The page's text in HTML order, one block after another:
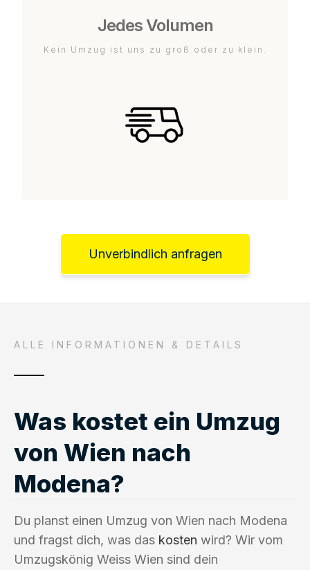
Jedes Volumen
Kein Umzug ist uns zu groß oder zu klein.
Unverbindlich anfragen
ALLE INFORMATIONEN & DETAILS
Was kostet ein Umzug
von Wien nach
Modena?
Du planst einen Umzug von Wien nach Modena
und fragst dich, was das kosten wird? Wir vom
Umzugskönig Weiss Wien sind dein